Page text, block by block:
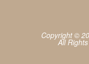
Copyright ©
All